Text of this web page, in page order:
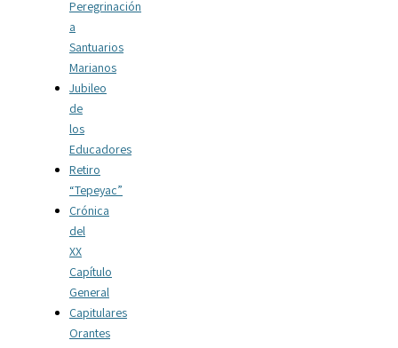
Peregrinación
a
Santuarios
Marianos
Jubileo
de
los
Educadores
Retiro
“Tepeyac”
Crónica
del
XX
Capítulo
General
Capitulares
Orantes